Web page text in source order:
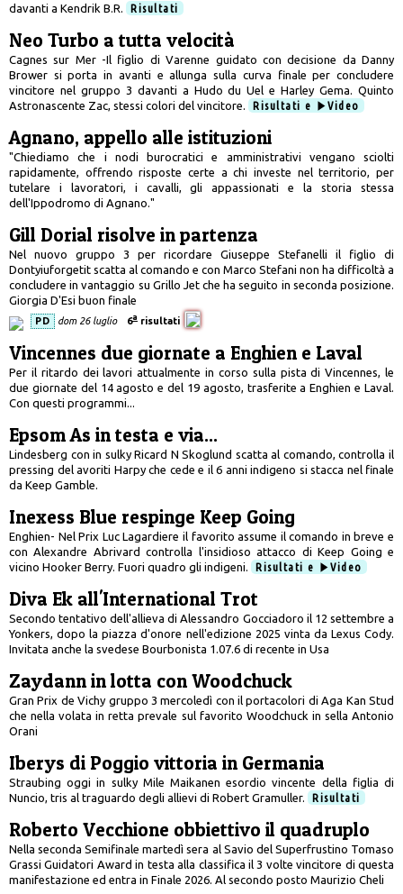
davanti a Kendrik B.R.
Risultati
Neo Turbo a tutta velocità
Cagnes sur Mer -Il figlio di Varenne guidato con decisione da Danny
Brower si porta in avanti e allunga sulla curva finale per concludere
vincitore nel gruppo 3 davanti a Hudo du Uel e Harley Gema. Quinto
Astronascente Zac, stessi colori del vincitore.
Risultati e Video
Agnano, appello alle istituzioni
"Chiediamo che i nodi burocratici e amministrativi vengano sciolti
rapidamente, offrendo risposte certe a chi investe nel territorio, per
tutelare i lavoratori, i cavalli, gli appassionati e la storia stessa
dell'Ippodromo di Agnano."
Gill Dorial risolve in partenza
Nel nuovo gruppo 3 per ricordare Giuseppe Stefanelli il figlio di
Dontyiuforgetit scatta al comando e con Marco Stefani non ha difficoltà a
concludere in vantaggio su Grillo Jet che ha seguito in seconda posizione.
Giorgia D'Esi buon finale
PD dom 26 luglio 6a risultati
Vincennes due giornate a Enghien e Laval
Per il ritardo dei lavori attualmente in corso sulla pista di Vincennes, le
due giornate del 14 agosto e del 19 agosto, trasferite a Enghien e Laval.
Con questi programmi...
Epsom As in testa e via...
Lindesberg con in sulky Ricard N Skoglund scatta al comando, controlla il
pressing del avoriti Harpy che cede e il 6 anni indigeno si stacca nel finale
da Keep Gamble.
Inexess Blue respinge Keep Going
Enghien- Nel Prix Luc Lagardiere il favorito assume il comando in breve e
con Alexandre Abrivard controlla l'insidioso attacco di Keep Going e
vicino Hooker Berry. Fuori quadro gli indigeni.
Risultati e Video
Diva Ek all'International Trot
Secondo tentativo dell'allieva di Alessandro Gocciadoro il 12 settembre a
Yonkers, dopo la piazza d'onore nell'edizione 2025 vinta da Lexus Cody.
Invitata anche la svedese Bourbonista 1.07.6 di recente in Usa
Zaydann in lotta con Woodchuck
Gran Prix de Vichy gruppo 3 mercoledì con il portacolori di Aga Kan Stud
che nella volata in retta prevale sul favorito Woodchuck in sella Antonio
Orani
Iberys di Poggio vittoria in Germania
Straubing oggi in sulky Mile Maikanen esordio vincente della figlia di
Nuncio, tris al traguardo degli allievi di Robert Gramuller.
Risultati
Roberto Vecchione obbiettivo il quadruplo
Nella seconda Semifinale martedì sera al Savio del Superfrustino Tomaso
Grassi Guidatori Award in testa alla classifica il 3 volte vincitore di questa
manifestazione ed entra in Finale 2026. Al secondo posto Maurizio Cheli